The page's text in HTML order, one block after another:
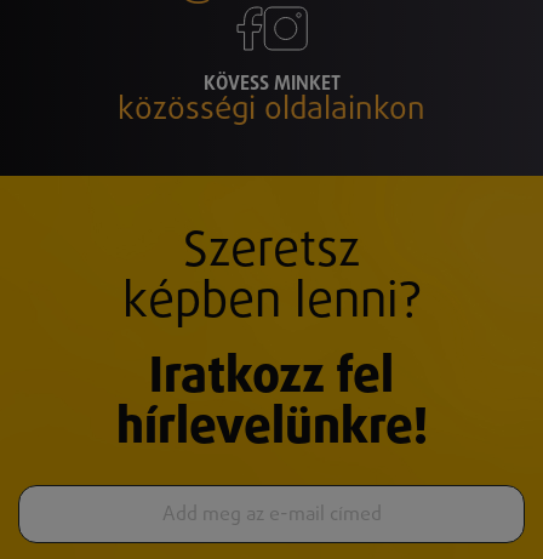
KÖVESS MINKET
közösségi oldalainkon
Szeretsz
képben lenni?
Iratkozz fel
hírlevelünkre!